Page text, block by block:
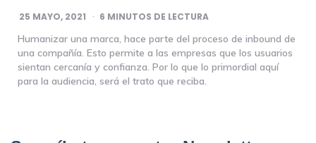
25 MAYO, 2021 6 MINUTOS DE LECTURA
Humanizar una marca, hace parte del proceso de inbound de
una compañía. Esto permite a las empresas que los usuarios
sientan cercanía y confianza. Por lo que lo primordial aquí
para la audiencia, será el trato que reciba.